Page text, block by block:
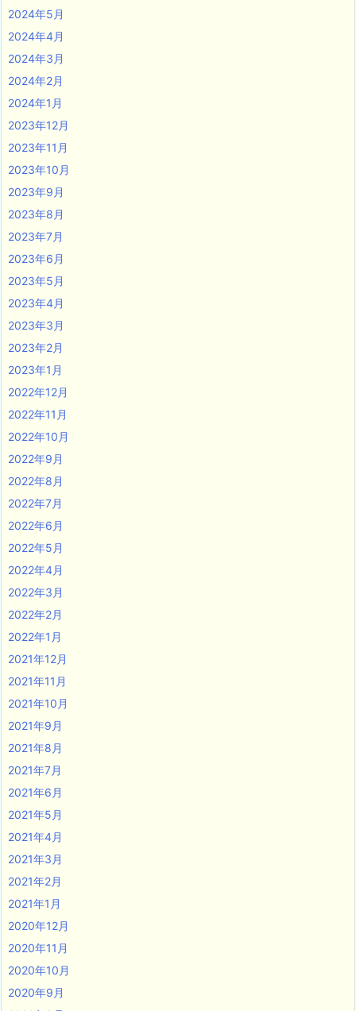
2024年5月
2024年4月
2024年3月
2024年2月
2024年1月
2023年12月
2023年11月
2023年10月
2023年9月
2023年8月
2023年7月
2023年6月
2023年5月
2023年4月
2023年3月
2023年2月
2023年1月
2022年12月
2022年11月
2022年10月
2022年9月
2022年8月
2022年7月
2022年6月
2022年5月
2022年4月
2022年3月
2022年2月
2022年1月
2021年12月
2021年11月
2021年10月
2021年9月
2021年8月
2021年7月
2021年6月
2021年5月
2021年4月
2021年3月
2021年2月
2021年1月
2020年12月
2020年11月
2020年10月
2020年9月